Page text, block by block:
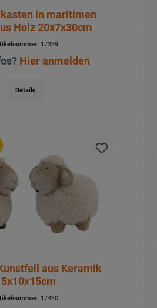
in maritimen
Holz 20x7x30cm
17339
Hier anmelden
Details
aus Keramik
17430